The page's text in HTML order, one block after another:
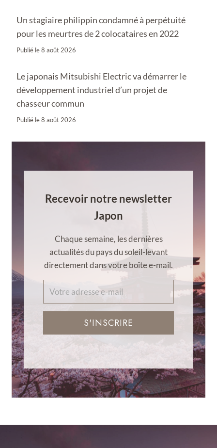
Un stagiaire philippin condamné à perpétuité
pour les meurtres de 2 colocataires en 2022
Publié le8 août 2026
Le japonais Mitsubishi Electric va démarrer le
développement industriel d’un projet de
chasseur commun
Publié le8 août 2026
Recevoir notre newsletter
Japon
Chaque semaine, les dernières
actualités du pays du soleil-levant
directement dans votre boîte e-mail.
S'INSCRIRE